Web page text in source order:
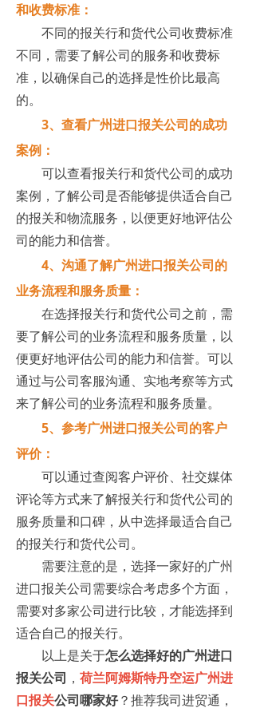
和收费标准：
不同的报关行和货代公司收费标准
不同，需要了解公司的服务和收费标
准，以确保自己的选择是性价比最高
的。
3、查看广州进口报关公司的成功
案例：
可以查看报关行和货代公司的成功
案例，了解公司是否能够提供适合自己
的报关和物流服务，以便更好地评估公
司的能力和信誉。
4、沟通了解广州进口报关公司的
业务流程和服务质量：
在选择报关行和货代公司之前，需
要了解公司的业务流程和服务质量，以
便更好地评估公司的能力和信誉。可以
通过与公司客服沟通、实地考察等方式
来了解公司的业务流程和服务质量。
5、参考广州进口报关公司的客户
评价：
可以通过查阅客户评价、社交媒体
评论等方式来了解报关行和货代公司的
服务质量和口碑，从中选择最适合自己
的报关行和货代公司。
需要注意的是，选择一家好的广州
进口报关公司需要综合考虑多个方面，
需要对多家公司进行比较，才能选择到
适合自己的报关行。
以上是关于怎么选择好的广州进口
报关公司 ， 荷兰阿姆斯特丹空运广州进
口报关公司哪家好？推荐我司进贸通，